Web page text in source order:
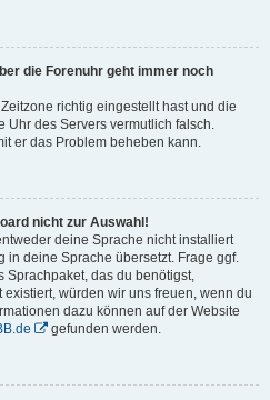
die Forenuhr geht immer noch
richtig eingestellt hast und die
Uhr des Servers vermutlich falsch.
er das Problem beheben kann.
nicht zur Auswahl!
deine Sprache nicht installiert
deine Sprache übersetzt. Frage ggf.
das du benötigst,
würden wir uns freuen, wenn du
dazu können auf der Website
gefunden werden.